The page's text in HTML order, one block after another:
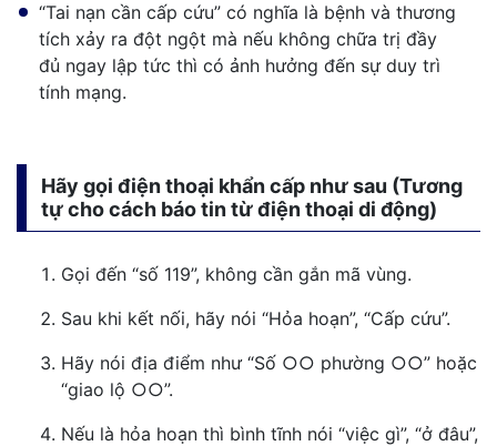
“Tai nạn cần cấp cứu” có nghĩa là bệnh và thương
tích xảy ra đột ngột mà nếu không chữa trị đầy
đủ ngay lập tức thì có ảnh hưởng đến sự duy trì
tính mạng.
Hãy gọi điện thoại khẩn cấp như sau (Tương
tự cho cách báo tin từ điện thoại di động)
Gọi đến “số 119”, không cần gắn mã vùng.
Sau khi kết nối, hãy nói “Hỏa hoạn”, “Cấp cứu”.
Hãy nói địa điểm như “Số ○○ phường ○○” hoặc
“giao lộ ○○”.
Nếu là hỏa hoạn thì bình tĩnh nói “việc gì”, “ở đâu”,